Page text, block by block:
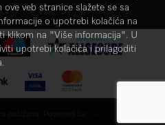
zadržana. Powered by
ove veb stranice slažete se sa
o upotrebi kolačića na
klikom na "Više informacija". U
upotrebi kolačića i prilagoditi